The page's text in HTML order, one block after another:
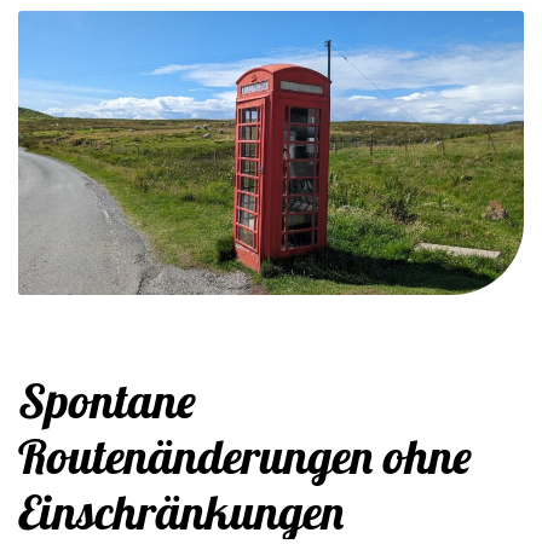
Spontane
Routenänderungen ohne
Einschränkungen